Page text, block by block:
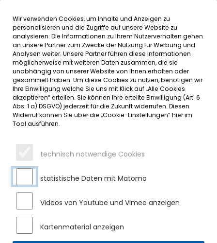
Inhalt der Seite anspringen
Informationen undMENÜ
SERVICE
GEPRÜFTER WASSERMEISTER
Mittwoch, 06.04.2022
Herzlichen Glückwunsch zur bestandenen Meisterprüfung
gemeindlichen Bauhof sowie in der Wasser-versorgung. Am
4. April 2022 hat er vor dem Prüfungsausschuss der
Bayerischen Verwal-tungsschule die Prüfung zum
anerkannten Abschluss „Geprüfter Wassermeister“ mit
Erfolg abgelegt.
Vorausgegangen war eine zweijährige
Ausbildungsmaßnahme an der Bayerischen Verwal-
tungsschule in Landshut, an der Andreas Böck
Wir verwenden Cookies, um Inhalte und Anzeigen zu
personalisieren und die Zugriffe auf unsere Website zu
analysieren. Die Informationen zu Ihrem Nutzerverhalten gehen
an unsere Partner zum Zwecke der Nutzung für Werbung und
Analysen weiter. Unsere Partner führen diese Informationen
möglicherweise mit weiteren Daten zusammen, die sie
unabhängig von unserer Website von Ihnen erhalten oder
gesammelt haben. Um diese Cookies zu nutzen, benötigen wir
Ihre Einwilligung welche Sie uns mit Klick auf „Alle Cookies
akzeptieren“ erteilen. Sie können Ihre erteilte Einwilligung (Art. 6
Abs. 1 a) DSGVO) jederzeit für die Zukunft widerrufen. Diesen
Widerruf können Sie über die „Cookie-Einstellungen“ hier im
Tool ausführen.
technisch notwendige Cookies
statistische Daten mit Matomo
Videos von Youtube und Vimeo anzeigen
Kartenmaterial anzeigen